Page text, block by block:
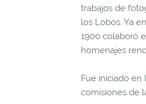
trabajos de
los Lobos. Ya
1900 colaboró
homenajes
Fue iniciado en
comisiones de